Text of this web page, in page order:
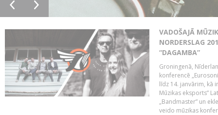
VADOŠAJĀ
NORDERSLAG
“DAGAMBA”
Groningenā,
konferencē
līdz 14. janvārim, kā
Mūzikas eksports”
„Bandmaster” un
veido mūzikas